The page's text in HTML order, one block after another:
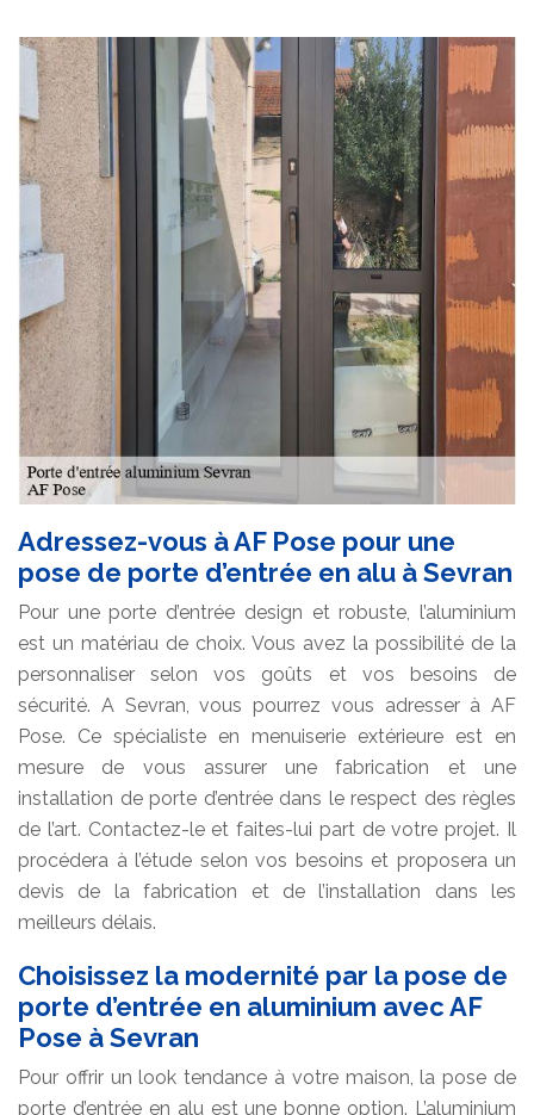
Adressez-vous à AF Pose pour une
pose de porte d’entrée en alu à Sevran
Pour une porte d’entrée design et robuste, l’aluminium
est un matériau de choix. Vous avez la possibilité de la
personnaliser selon vos goûts et vos besoins de
sécurité. A Sevran, vous pourrez vous adresser à AF
Pose. Ce spécialiste en menuiserie extérieure est en
mesure de vous assurer une fabrication et une
installation de porte d’entrée dans le respect des règles
de l’art. Contactez-le et faites-lui part de votre projet. Il
procédera à l’étude selon vos besoins et proposera un
devis de la fabrication et de l’installation dans les
meilleurs délais.
Choisissez la modernité par la pose de
porte d’entrée en aluminium avec AF
Pose à Sevran
Pour offrir un look tendance à votre maison, la pose de
porte d’entrée en alu est une bonne option. L’aluminium